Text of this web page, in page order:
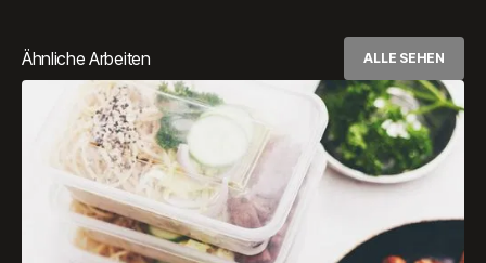
Ähnliche Arbeiten ALLE SEHEN